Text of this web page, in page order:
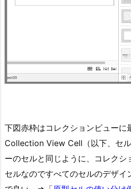
下図赤枠はコレクションビューに
Collection View Cell（以下、セ
ーのセルと同じように、コレクシ
セルなのですべてのセルのデザイ